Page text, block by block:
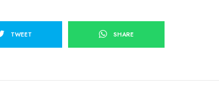
TWEET SHARE